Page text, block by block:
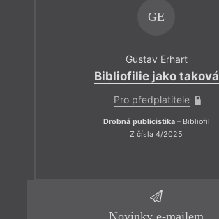
GE
Gustav Erhart
Bibliofilie jako taková
Pro předplatitele
Drobná publicistika– Bibliofil
Z čísla 4/2025
Novinky e-mailem